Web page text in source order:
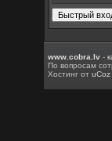
www.cobra.lv -
По вопросам
Хостинг отuCoz